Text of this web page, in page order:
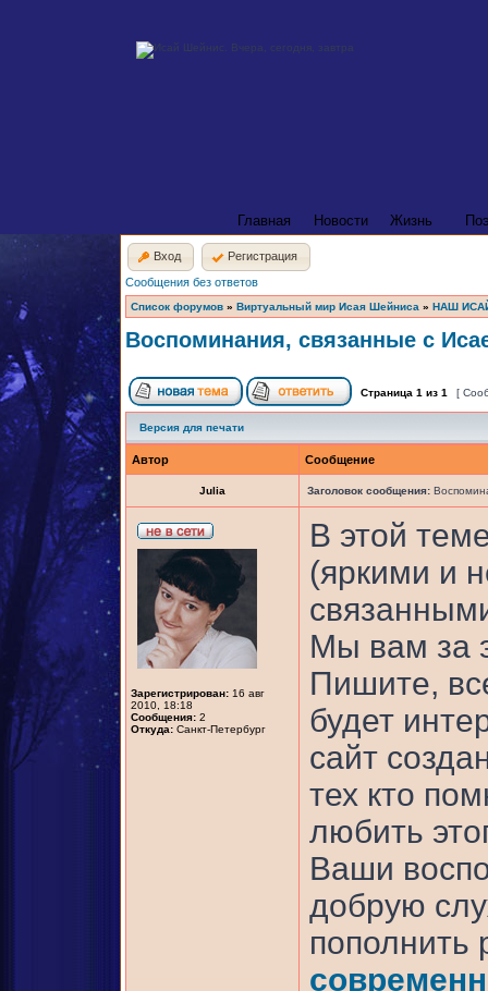
Главная Новости Жизнь
Вход
Регистрация
Сообщения без ответов
Список форумов » Виртуальный мир Исая Шейниса » НАШ
Воспоминания, связанные с
Страница 1 из 1 [
Версия для печати
Автор Сообщение
Julia Заголовок сообщения:
Зарегистрирован: 16 авг
2010, 18:18
Сообщения: 2
Откуда: Санкт-Петербург
В этой
(яркими и
Мы вам за
Пишите,
будет
сайт
тех кто
любить
Ваши
добрую
пополнить